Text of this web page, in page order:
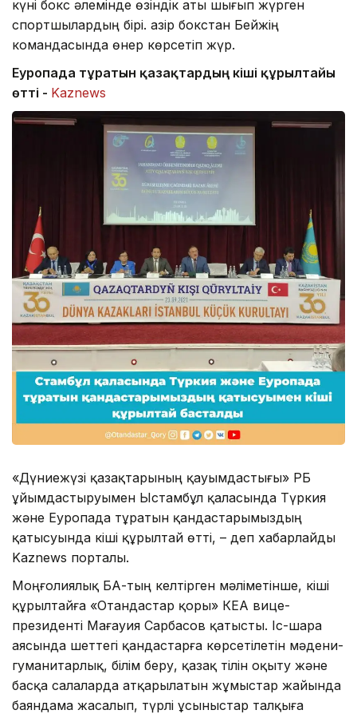
күні бокс әлемінде өзіндік аты шығып жүрген
спортшылардың бірі. Қазір бокстан Бейжің
командасында өнер көрсетіп жүр.
Еуропада тұратын қазақтардың кіші құрылтайы
өтті - Kaznews
«Дүниежүзі қазақтарының қауымдастығы» РҚБ
ұйымдастыруымен Ыстамбұл қаласында Түркия
және Еуропада тұратын қандастарымыздың
қатысуында кіші құрылтай өтті, – деп хабарлайды
Kaznews порталы.
Моңғолиялық БАҚ-тың келтірген мәліметінше, кіші
құрылтайға «Отандастар қоры» КЕАҚ вице-
президенті Мағауия Сарбасов қатысты. Іс-шара
аясында шеттегі қандастарға көрсетілетін мәдени-
гуманитарлық, білім беру, қазақ тілін оқыту және
басқа салаларда атқарылатын жұмыстар жайында
баяндама жасалып, түрлі ұсыныстар талқыға